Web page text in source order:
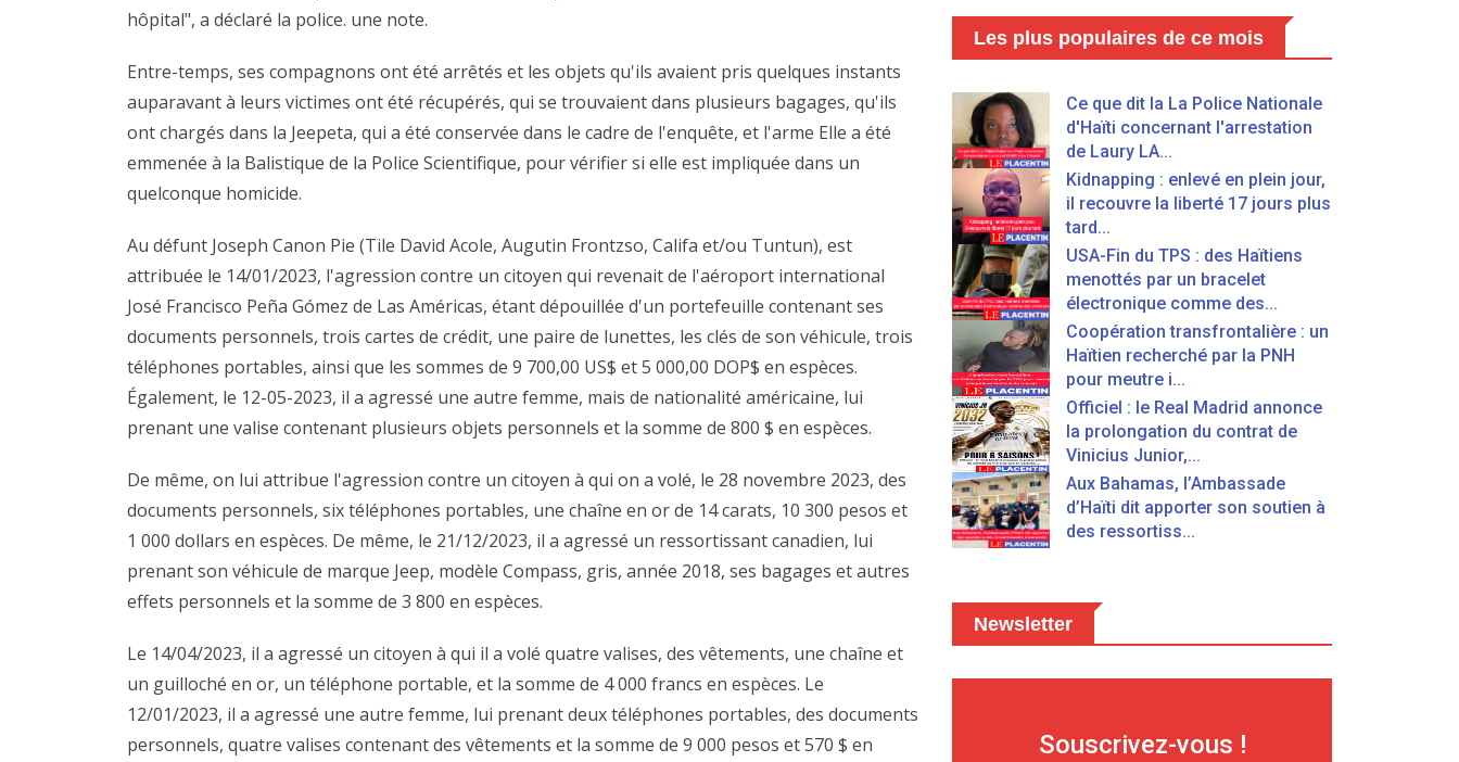
hôpital", a déclaré la police. une note.
Entre-temps, ses compagnons ont été arrêtés et les objets qu'ils avaient pris quelques instants
auparavant à leurs victimes ont été récupérés, qui se trouvaient dans plusieurs bagages, qu'ils
ont chargés dans la Jeepeta, qui a été conservée dans le cadre de l'enquête, et l'arme Elle a été
emmenée à la Balistique de la Police Scientifique, pour vérifier si elle est impliquée dans un
quelconque homicide.
Au défunt Joseph Canon Pie (Tile David Acole, Augutin Frontzso, Califa et/ou Tuntun), est
attribuée le 14/01/2023, l'agression contre un citoyen qui revenait de l'aéroport international
José Francisco Peña Gómez de Las Américas, étant dépouillée d'un portefeuille contenant ses
documents personnels, trois cartes de crédit, une paire de lunettes, les clés de son véhicule, trois
téléphones portables, ainsi que les sommes de 9 700,00 US$ et 5 000,00 DOP$ en espèces.
Également, le 12-05-2023, il a agressé une autre femme, mais de nationalité américaine, lui
prenant une valise contenant plusieurs objets personnels et la somme de 800 $ en espèces.
De même, on lui attribue l'agression contre un citoyen à qui on a volé, le 28 novembre 2023, des
documents personnels, six téléphones portables, une chaîne en or de 14 carats, 10 300 pesos et
1 000 dollars en espèces. De même, le 21/12/2023, il a agressé un ressortissant canadien, lui
prenant son véhicule de marque Jeep, modèle Compass, gris, année 2018, ses bagages et autres
effets personnels et la somme de 3 800 en espèces.
Le 14/04/2023, il a agressé un citoyen à qui il a volé quatre valises, des vêtements, une chaîne et
un guilloché en or, un téléphone portable, et la somme de 4 000 francs en espèces. Le
12/01/2023, il a agressé une autre femme, lui prenant deux téléphones portables, des documents
personnels, quatre valises contenant des vêtements et la somme de 9 000 pesos et 570 $ en
Les plus populaires de ce mois
Ce que dit la La Police Nationale
d'Haïti concernant l'arrestation
de Laury LA...
Kidnapping : enlevé en plein jour,
il recouvre la liberté 17 jours plus
tard...
USA-Fin du TPS : des Haïtiens
menottés par un bracelet
électronique comme des...
Coopération transfrontalière : un
Haïtien recherché par la PNH
pour meutre i...
Officiel : le Real Madrid annonce
la prolongation du contrat de
Vinicius Junior,...
Aux Bahamas, l’Ambassade
d’Haïti dit apporter son soutien à
des ressortiss...
Newsletter
Souscrivez-vous !